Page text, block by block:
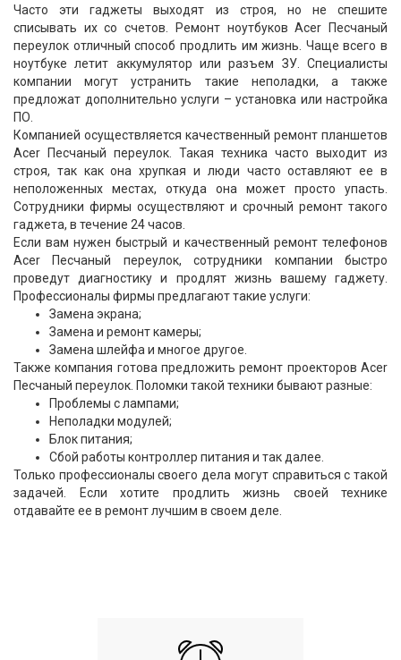
Часто эти гаджеты выходят из строя, но не спешите
списывать их со счетов. Ремонт ноутбуков Acer Песчаный
переулок отличный способ продлить им жизнь. Чаще всего в
ноутбуке летит аккумулятор или разъем ЗУ. Специалисты
компании могут устранить такие неполадки, а также
предложат дополнительно услуги – установка или настройка
ПО.
Компанией осуществляется качественный ремонт планшетов
Acer Песчаный переулок. Такая техника часто выходит из
строя, так как она хрупкая и люди часто оставляют ее в
неположенных местах, откуда она может просто упасть.
Сотрудники фирмы осуществляют и срочный ремонт такого
гаджета, в течение 24 часов.
Если вам нужен быстрый и качественный ремонт телефонов
Acer Песчаный переулок, сотрудники компании быстро
проведут диагностику и продлят жизнь вашему гаджету.
Профессионалы фирмы предлагают такие услуги:
Замена экрана;
Замена и ремонт камеры;
Замена шлейфа и многое другое.
Также компания готова предложить ремонт проекторов Acer
Песчаный переулок. Поломки такой техники бывают разные:
Проблемы с лампами;
Неполадки модулей;
Блок питания;
Сбой работы контроллер питания и так далее.
Только профессионалы своего дела могут справиться с такой
задачей. Если хотите продлить жизнь своей технике
отдавайте ее в ремонт лучшим в своем деле.